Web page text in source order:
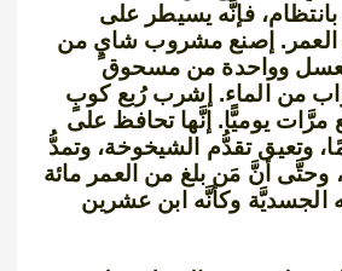
فإنَّه يسيطر على
العمر. إصنع مشروب شايٍ من
وواحدة من مسحوق
من الماء. إشرب رُبع كوبٍ
مرَّات يوميًّا. إنَّها تحافظ على
وتعيق تقدُّم الشيخوخة، وتمدُّ
وحتَّى أنَّ مَن بلغ من العمر مائة
الجسديَّة وكأنَّه ابن عشرين